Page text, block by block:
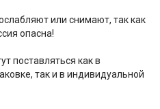
или снимают, так как
опасна!
поставляться как в
так и в индивидуальной